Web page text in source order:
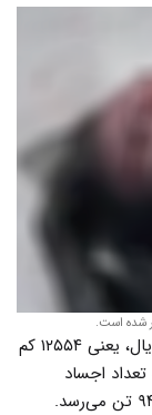
اگر عدد مبنا، یعنی ۱۱۶۰۷ را از بزرگ‌ترین شماره سریال، یعنی ۱۲۵۵۴ کم
تا شامگاه ۲۰ دی ماه تعداد اجساد